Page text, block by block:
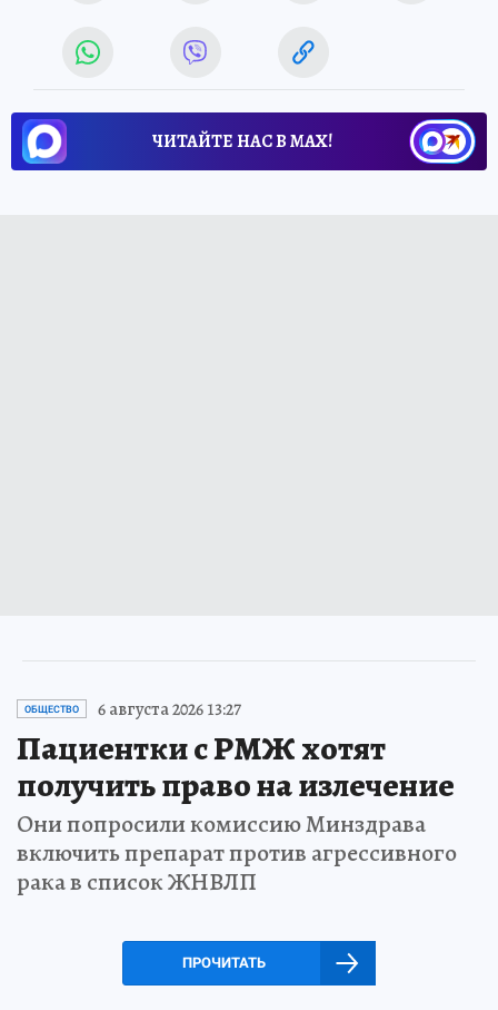
ЧИТАЙТЕ НАС В МАХ!
ОБЩЕСТВО 6 августа 2026 13:27
Пациентки с РМЖ хотят
получить право на излечение
Они попросили комиссию Минздрава
включить препарат против агрессивного
рака в список ЖНВЛП
ПРОЧИТАТЬ